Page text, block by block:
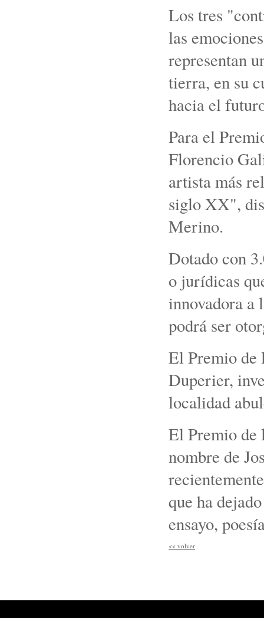
Los tres
las
representan
tierra, en su
hacia el
Para el
Florencio
artista más
siglo XX",
Merino.
Dotado con
o jurídicas
innovadora a
podrá ser
El Premio de
Duperier,
localidad
El Premio de
nombre de
que ha
ensayo,
<< volver